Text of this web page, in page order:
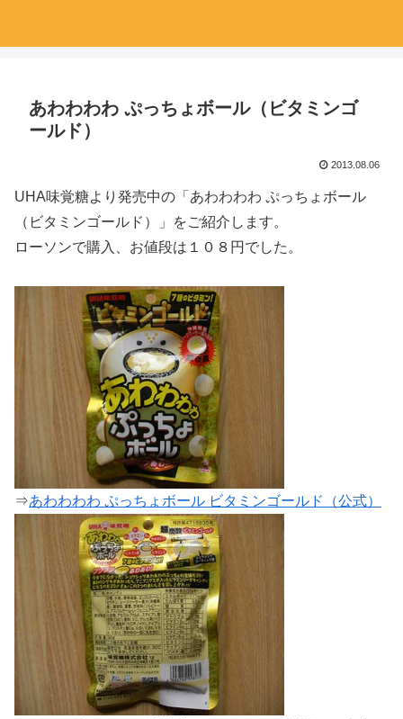
あわわわわ ぷっちょボール（ビタミンゴ
ールド）
2013.08.06
UHA味覚糖より発売中の「あわわわわ ぷっちょボール
（ビタミンゴールド）」をご紹介します。
ローソンで購入、お値段は１０８円でした。
⇒あわわわわ ぷっちょボール ビタミンゴールド（公式）